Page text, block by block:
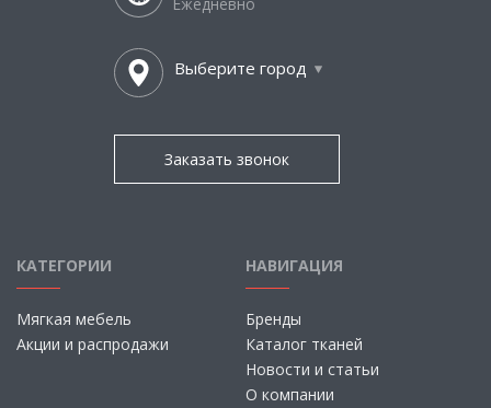
Выберите город
Заказать звонок
КАТЕГОРИИ
Мягкая мебель
Акции и распродажи
НАВИГАЦИЯ
Бренды
Каталог тканей
Новости и статьи
О компании